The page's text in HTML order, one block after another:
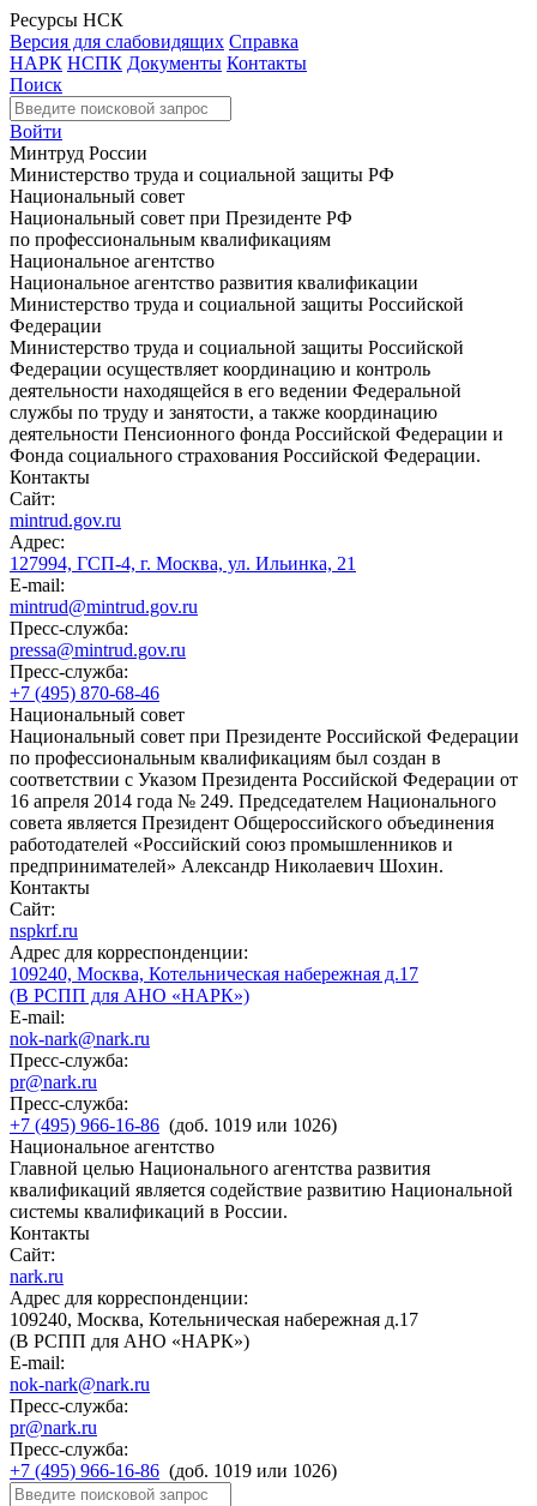
Ресурсы НСК
Версия для слабовидящих Справка
НАРК НСПК Документы Контакты
Поиск
Войти
Минтруд России
Министерство труда и социальной защиты РФ
Национальный совет
Национальный совет при Президенте РФ
по профессиональным квалификациям
Национальное агентство
Национальное агентство развития квалификации
Министерство труда и социальной защиты Российской
Федерации
Министерство труда и социальной защиты Российской
Федерации осуществляет координацию и контроль
деятельности находящейся в его ведении Федеральной
службы по труду и занятости, а также координацию
деятельности Пенсионного фонда Российской Федерации и
Фонда социального страхования Российской Федерации.
Контакты
Сайт:
mintrud.gov.ru
Адрес:
127994, ГСП-4, г. Москва, ул. Ильинка, 21
E-mail:
mintrud@mintrud.gov.ru
Пресс-служба:
pressa@mintrud.gov.ru
Пресс-служба:
+7 (495) 870-68-46
Национальный совет
Национальный совет при Президенте Российской Федерации
по профессиональным квалификациям был создан в
соответствии с Указом Президента Российской Федерации от
16 апреля 2014 года № 249. Председателем Национального
совета является Президент Общероссийского объединения
работодателей «Российский союз промышленников и
предпринимателей» Александр Николаевич Шохин.
Контакты
Сайт:
nspkrf.ru
Адрес для корреспонденции:
109240, Москва, Котельническая набережная д.17
(В РСПП для АНО «НАРК»)
E-mail:
nok-nark@nark.ru
Пресс-служба:
pr@nark.ru
Пресс-служба:
+7 (495) 966-16-86 (доб. 1019 или 1026)
Национальное агентство
Главной целью Национального агентства развития
квалификаций является содействие развитию Национальной
системы квалификаций в России.
Контакты
Сайт:
nark.ru
Адрес для корреспонденции:
109240, Москва, Котельническая набережная д.17
(В РСПП для АНО «НАРК»)
E-mail:
nok-nark@nark.ru
Пресс-служба:
pr@nark.ru
Пресс-служба:
+7 (495) 966-16-86 (доб. 1019 или 1026)